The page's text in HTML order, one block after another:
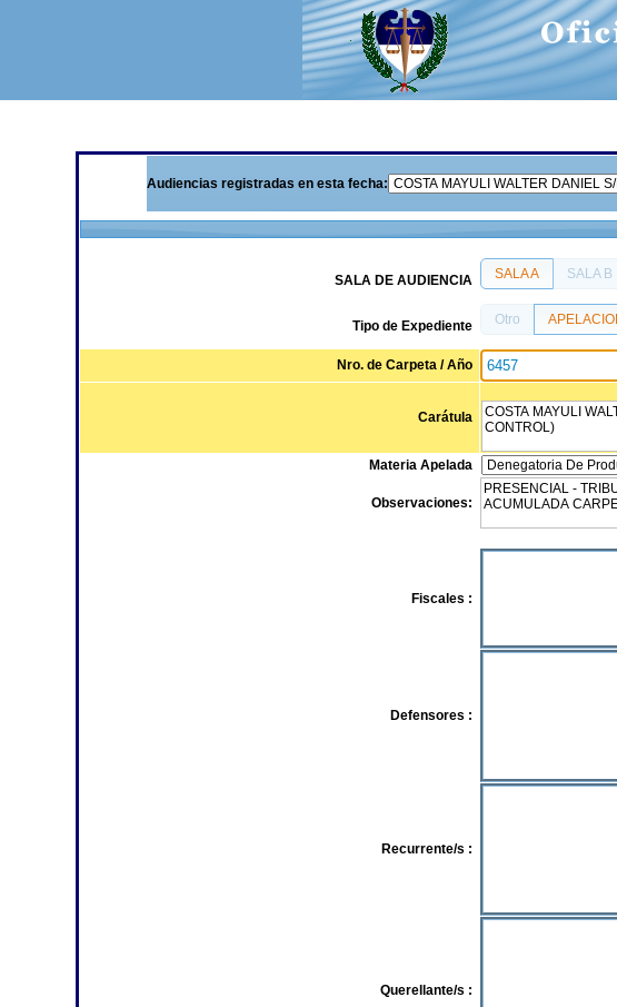
Audiencias registradas en esta fecha:
SALA DE AUDIENCIA SALA A SALA B
Tipo de Expediente Otro
Nro. de Carpeta / Año
Carátula
Materia Apelada
Observaciones:
Fiscales :
Defensores :
Recurrente/s :
Querellante/s :